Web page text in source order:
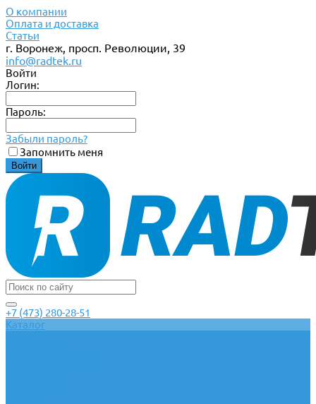
О компании
Оплата и доставка
Статьи
г. Воронеж, просп. Революции, 39
info@radtek.ru
Войти
Логин:
Пароль:
Забыли пароль?
Запомнить меня
+7 (473) 280-28-51
Каталог